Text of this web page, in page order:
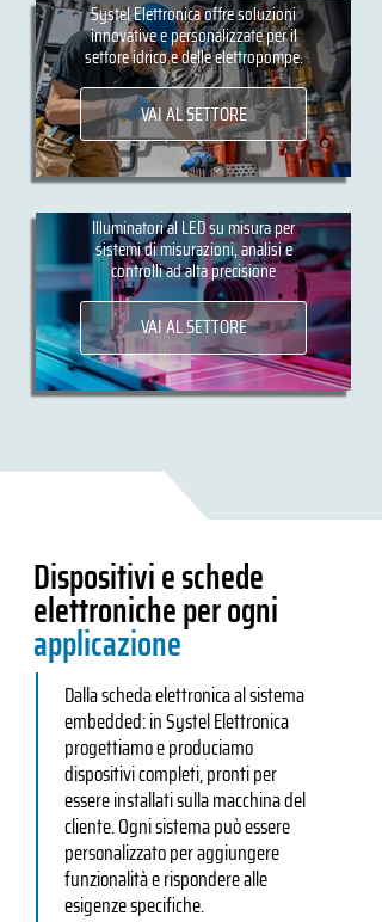
Systel Elettronica offre soluzioni
innovative e personalizzate per il
settore idrico e delle elettropompe.
VAI AL SETTORE
Visione artificiale
Illuminatori al LED su misura per
sistemi di misurazioni, analisi e
controlli ad alta precisione
VAI AL SETTORE
Dispositivi e schede
elettroniche per ogni
applicazione
Dalla scheda elettronica al sistema
embedded: in Systel Elettronica
progettiamo e produciamo
dispositivi completi, pronti per
essere installati sulla macchina del
cliente. Ogni sistema può essere
personalizzato per aggiungere
funzionalità e rispondere alle
esigenze specifiche.